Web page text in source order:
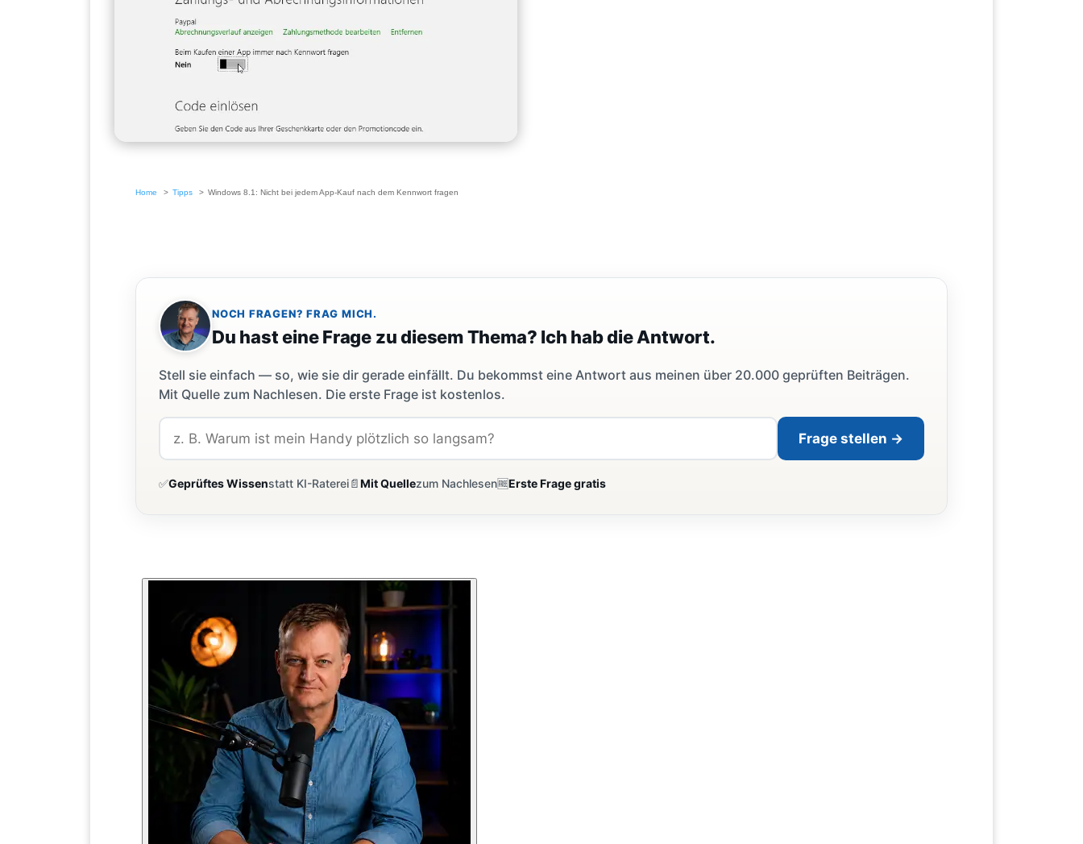
Home Tipps Windows 8.1: Nicht bei jedem App-Kauf nach dem Kennwort fragen
NOCH FRAGEN? FRAG MICH.
Du hast eine Frage zu diesem Thema? Ich hab die Antwort.
Stell sie einfach — so, wie sie dir gerade einfällt. Du bekommst eine Antwort aus meinen über 20.000 geprüften Beiträgen.
Mit Quelle zum Nachlesen. Die erste Frage ist kostenlos.
Frage stellen →
✅Geprüftes Wissenstatt KI-Raterei📄Mit Quellezum Nachlesen🆓Erste Frage gratis